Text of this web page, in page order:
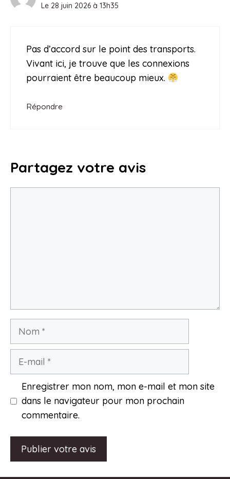
Le 28 juin 2026 à 13h35
Pas d’accord sur le point des transports.
Vivant ici, je trouve que les connexions
pourraient être beaucoup mieux.
Répondre
Partagez votre avis
Nom
Enregistrer mon nom, mon e-mail et mon site
dans le navigateur pour mon prochain
commentaire.